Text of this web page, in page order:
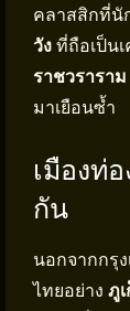
คลาสสิกที่นั
วัง ที่ถือเป็น
ราชวราราม
มาเยือนซ้ำ
เมืองท่
กัน
นอกจากกรุ
ไทยอย่าง ภู